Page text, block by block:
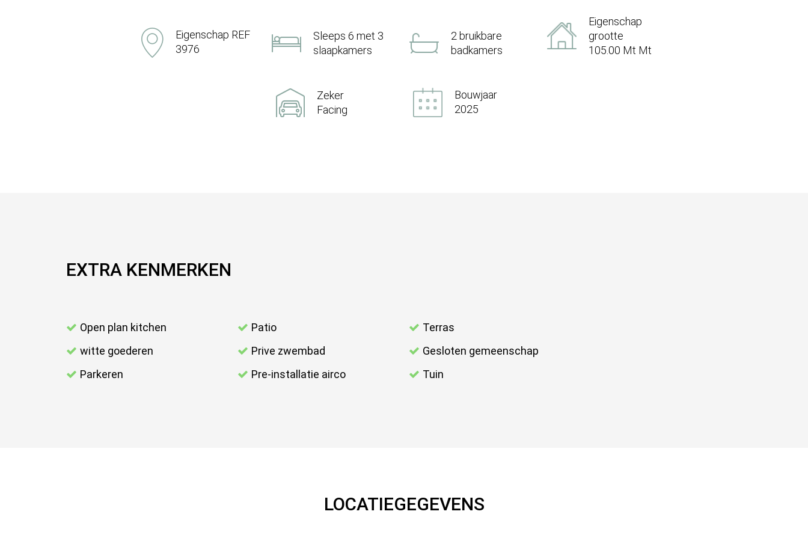
Eigenschap REF
3976
Sleeps 6 met 3
slaapkamers
2 bruikbare
badkamers
Eigenschap
grootte
105.00 Mt Mt
Zeker
Facing
Bouwjaar
2025
EXTRA KENMERKEN
Open plan kitchen
witte goederen
Parkeren
Patio
Prive zwembad
Pre-installatie airco
Terras
Gesloten gemeenschap
Tuin
LOCATIEGEGEVENS